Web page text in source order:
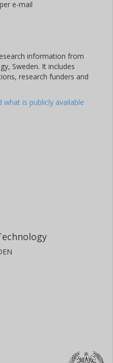
e-mail
information from
Sweden. It includes
research funders and
is publicly available